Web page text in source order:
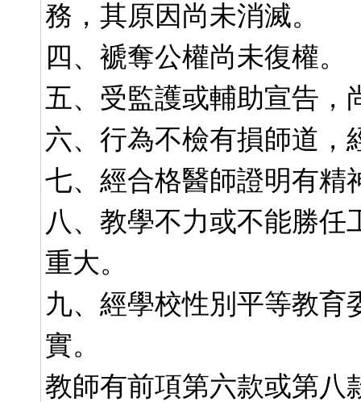
務，其原因尚未消滅。
四、褫奪公權尚未復權。
五、受監護或輔助宣告，
六、行為不檢有損師道，
七、經合格醫師證明有精
八、教學不力或不能勝
重大。
九、經學校性別平等教育
實。
教師有前項第六款或第八